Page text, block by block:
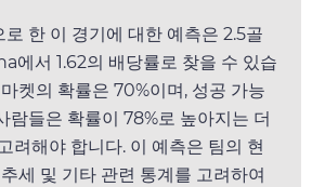
한 이 경기에 대한 예측은 2.5골
에서 1.62의 배당률로 찾을 수 있습
켓의 확률은 70%이며, 성공 가능
람들은 확률이 78%로 높아지는 더
려해야 합니다. 이 예측은 팀의 현
세 및 기타 관련 통계를 고려하여